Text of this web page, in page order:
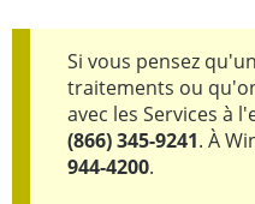
Si vous pensez
traitements ou
avec les Services à
(866) 345-9241. À
944-4200.